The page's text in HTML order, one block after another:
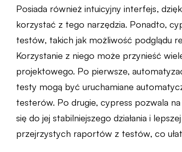
Posiada również intuicyjny interfejs,
korzystać z tego narzędzia. Ponadto,
testów, takich jak możliwość podglądu
Korzystanie z niego może przynieść
projektowego. Po pierwsze,
testy mogą być uruchamiane
testerów. Po drugie, cypress pozwala
się do jej stabilniejszego działania i
przejrzystych raportów z testów, co